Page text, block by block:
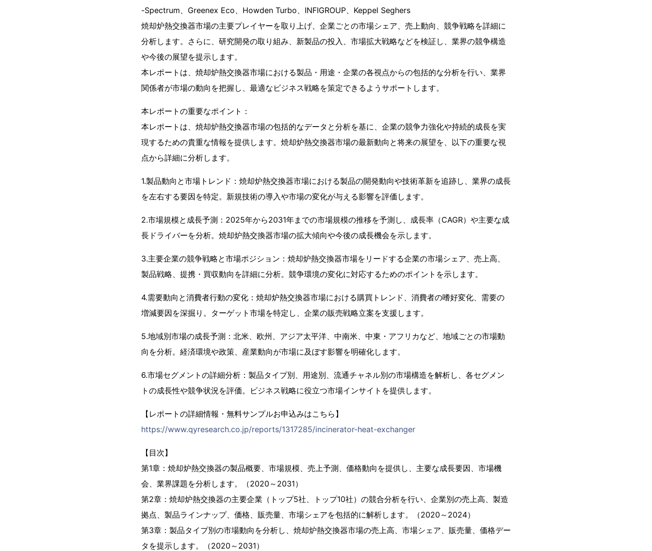
-Spectrum、Greenex Eco、Howden Turbo、INFIGROUP、Keppel Seghers
焼却炉熱交換器市場の主要プレイヤーを取り上げ、企業ごとの市場シェア、売上動向、競争戦略を詳細に
分析します。さらに、研究開発の取り組み、新製品の投入、市場拡大戦略などを検証し、業界の競争構造
や今後の展望を提示します。
本レポートは、焼却炉熱交換器市場における製品・用途・企業の各視点からの包括的な分析を行い、業界
関係者が市場の動向を把握し、最適なビジネス戦略を策定できるようサポートします。
本レポートの重要なポイント：
本レポートは、焼却炉熱交換器市場の包括的なデータと分析を基に、企業の競争力強化や持続的成長を実
現するための貴重な情報を提供します。焼却炉熱交換器市場の最新動向と将来の展望を、以下の重要な視
点から詳細に分析します。
1.製品動向と市場トレンド：焼却炉熱交換器市場における製品の開発動向や技術革新を追跡し、業界の成長
を左右する要因を特定。新規技術の導入や市場の変化が与える影響を評価します。
2.市場規模と成長予測：2025年から2031年までの市場規模の推移を予測し、成長率（CAGR）や主要な成
長ドライバーを分析。焼却炉熱交換器市場の拡大傾向や今後の成長機会を示します。
3.主要企業の競争戦略と市場ポジション：焼却炉熱交換器市場をリードする企業の市場シェア、売上高、
製品戦略、提携・買収動向を詳細に分析。競争環境の変化に対応するためのポイントを示します。
4.需要動向と消費者行動の変化：焼却炉熱交換器市場における購買トレンド、消費者の嗜好変化、需要の
増減要因を深掘り。ターゲット市場を特定し、企業の販売戦略立案を支援します。
5.地域別市場の成長予測：北米、欧州、アジア太平洋、中南米、中東・アフリカなど、地域ごとの市場動
向を分析。経済環境や政策、産業動向が市場に及ぼす影響を明確化します。
6.市場セグメントの詳細分析：製品タイプ別、用途別、流通チャネル別の市場構造を解析し、各セグメン
トの成長性や競争状況を評価。ビジネス戦略に役立つ市場インサイトを提供します。
【レポートの詳細情報・無料サンプルお申込みはこちら】
https://www.qyresearch.co.jp/reports/1317285/incinerator-heat-exchanger
【目次】
第1章：焼却炉熱交換器の製品概要、市場規模、売上予測、価格動向を提供し、主要な成長要因、市場機
会、業界課題を分析します。（2020～2031）
第2章：焼却炉熱交換器の主要企業（トップ5社、トップ10社）の競合分析を行い、企業別の売上高、製造
拠点、製品ラインナップ、価格、販売量、市場シェアを包括的に解析します。（2020～2024）
第3章：製品タイプ別の市場動向を分析し、焼却炉熱交換器市場の売上高、市場シェア、販売量、価格デー
タを提示します。（2020～2031）